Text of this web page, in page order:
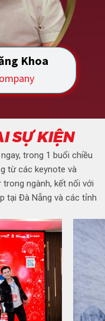
Khoa
SỰ KIỆN
trong 1 buổi chiều
từ các keynote và
ngành, kết nối với
tại Đà Nẵng và các tỉnh